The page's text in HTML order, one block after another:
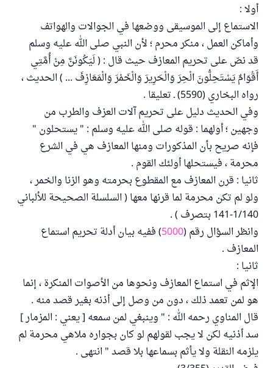
أولا :
الاستماع إلى الموسيقى ووضعها في الجوالات والهواتف
وأماكن العمل ، منكر محرم ؛ لأن النبي صلى الله عليه وسلم
قد نصّ على تحريم المعازف حيث قال : ( لَيَكُونَنَّ مِنْ أُمَّتِي
أَقْوَامٌ يَسْتَحِلُّونَ الْحِرَ وَالْحَرِيرَ وَالْخَمْرَ وَالْمَعَازِفَ ... ) الحديث ،
رواه البخاري (5590) ـ تعليقا .
وفي الحديث دليل على تحريم آلات العزف والطرب من
وجهين ؛ أولهما : قوله صلى الله عليه وسلم : " يستحلون "
فإنه صريح بأن المذكورات ومنها المعازف هي في الشرع
محرمة ، فيستحلها أولئك القوم .
ثانيا : قرن المعازف مع المقطوع بحرمته وهو الزنا والخمر ،
ولو لم تكن محرمة لما قرنها معها ( السلسلة الصحيحة للألباني
1/140-141 بتصرف ) .
وانظر السؤال رقم (5000) ففيه بيان أدلة تحريم استماع
المعازف .
ثانيا :
الإثم في استماع المعازف ونحوها من الأصوات المنكرة ، إنما
هو لمن تعمد ذلك ، دون من وصل إلى أذنه بغير قصد منه .
قال المناوي رحمه الله : " وينبغي لمن سمعه [ يعني : المزمار ]
سد أذنيه لكن لا يجب لقولهم لو كان بجواره ملاهي محرمة لم
يلزمه النقلة ولا يأثم بسماعها بلا قصد " انتهى .